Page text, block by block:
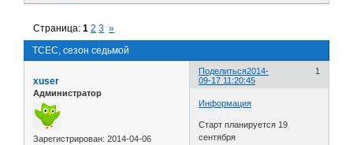
TCEC, сезон седьмой
Страница:1 2 3 »
Поделиться 1
2014-
09-17 11:20:45
xuser
Администратор
Зарегистрирован: 2014-04-06
Информация
Старт планируется 19
сентября